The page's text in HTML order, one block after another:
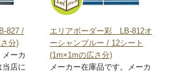
827 /
分)
ーカ
当店に
エリアボーダー彩 LB-812オ
ーシャンブルー / 12シート
(1m×1mの広さ分)
メーカー在庫品です。メーカ